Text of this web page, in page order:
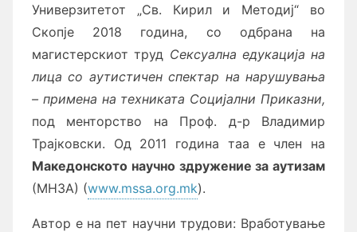
Универзитетот „Св. Кирил и Методиј“ во
Скопје 2018 година, со одбрана на
магистерскиот труд Сексуална едукација на
лица со аутистичен спектар на нарушувања
– примена на техниката Социјални Приказни,
под менторство на Проф. д-р Владимир
Трајковски. Од 2011 година таа е член на
Македонското научно здружение за аутизам
(МНЗА) (www.mssa.org.mk).
Автор е на пет научни трудови: Вработување